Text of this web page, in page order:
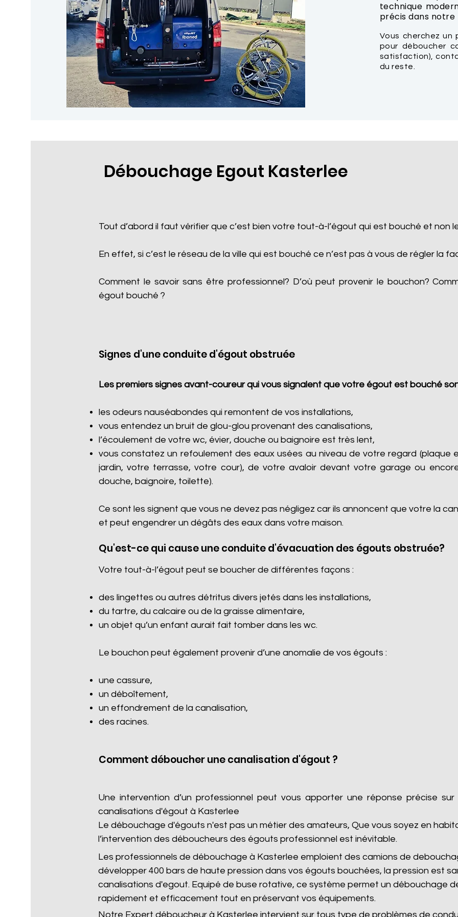
technique
précis dans notre
Vous cherchez un
pour déboucher
satisfaction),
du reste.
Débouchage Egout Kasterlee
Tout d’abord il faut vérifier que c’est bien votre tout-à-l’égout qui est bouché et non
En effet, si c’est le réseau de la ville qui est bouché ce n’est pas à vous de régler la
Comment le savoir sans être professionnel? D’où peut provenir le bouchon?
égout bouché ?
Signes d'une conduite d'égout obstruée
Les premiers signes avant-coureur qui vous signalent que votre égout est bouché
les odeurs nauséabondes qui remontent de vos installations,
vous entendez un bruit de glou-glou provenant des canalisations,
l’écoulement de votre wc, évier, douche ou baignoire est très lent,
vous constatez un refoulement des eaux usées au niveau de votre regard (plaque
jardin, votre terrasse, votre cour), de votre avaloir devant votre garage ou
douche, baignoire, toilette).
Ce sont les signent que vous ne devez pas négligez car ils annoncent que votre la
et peut engendrer un dégâts des eaux dans votre maison.
Qu'est-ce qui cause une conduite d'évacuation des égouts obstruée?
Votre tout-à-l’égout peut se boucher de différentes façons :
des lingettes ou autres détritus divers jetés dans les installations,
du tartre, du calcaire ou de la graisse alimentaire,
un objet qu’un enfant aurait fait tomber dans les wc.
Le bouchon peut également provenir d’une anomalie de vos égouts :
une cassure,
un déboîtement,
un effondrement de la canalisation,
des racines.​
Comment déboucher une canalisation d'égout ?
Une intervention d’un professionnel peut vous apporter une réponse précise sur
canalisations d'égout à Kasterlee
Le débouchage d'égouts n'est pas un métier des amateurs, Que vous soyez en
l’intervention des déboucheurs des égouts professionnel est inévitable.
Les professionnels de débouchage à Kasterlee emploient des camions de
développer 400 bars de haute pression dans vos égouts bouchées, la pression est
canalisations d'egout. Equipé de buse rotative, ce système permet un débouchage
rapidement et efficacement tout en préservant vos équipements.
Notre Expert déboucheur à Kasterlee intervient sur tous type de problèmes de